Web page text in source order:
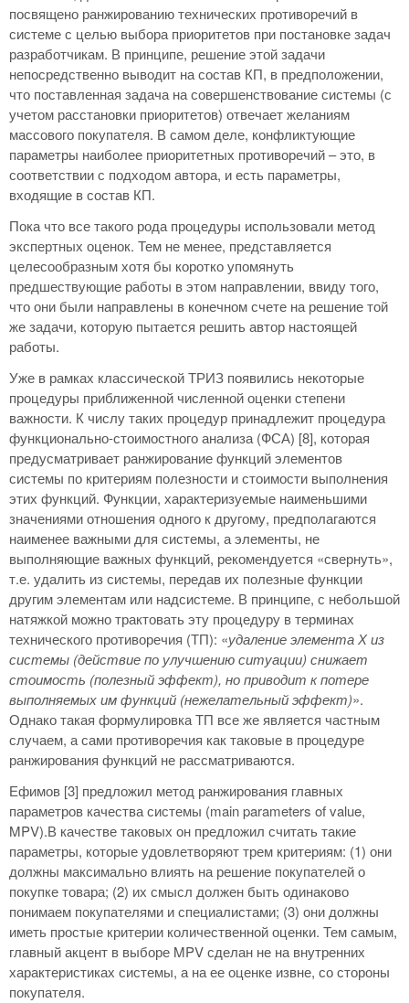
посвящено ранжированию технических противоречий в
системе с целью выбора приоритетов при постановке задач
разработчикам. В принципе, решение этой задачи
непосредственно выводит на состав КП, в предположении,
что поставленная задача на совершенствование системы (с
учетом расстановки приоритетов) отвечает желаниям
массового покупателя. В самом деле, конфликтующие
параметры наиболее приоритетных противоречий – это, в
соответствии с подходом автора, и есть параметры,
входящие в состав КП.
Пока что все такого рода процедуры использовали метод
экспертных оценок. Тем не менее, представляется
целесообразным хотя бы коротко упомянуть
предшествующие работы в этом направлении, ввиду того,
что они были направлены в конечном счете на решение той
же задачи, которую пытается решить автор настоящей
работы.
Уже в рамках классической ТРИЗ появились некоторые
процедуры приближенной численной оценки степени
важности. К числу таких процедур принадлежит процедура
функционально-стоимостного анализа (ФСА) [8], которая
предусматривает ранжирование функций элементов
системы по критериям полезности и стоимости выполнения
этих функций. Функции, характеризуемые наименьшими
значениями отношения одного к другому, предполагаются
наименее важными для системы, а элементы, не
выполняющие важных функций, рекомендуется «свернуть»,
т.е. удалить из системы, передав их полезные функции
другим элементам или надсистеме. В принципе, с небольшой
натяжкой можно трактовать эту процедуру в терминах
технического противоречия (ТП): «удаление элемента Х из
системы (действие по улучшению ситуации) снижает
стоимость (полезный эффект), но приводит к потере
выполняемых им функций (нежелательный эффект)».
Однако такая формулировка ТП все же является частным
случаем, а сами противоречия как таковые в процедуре
ранжирования функций не рассматриваются.
Ефимов [3] предложил метод ранжирования главных
параметров качества системы (main parameters of value,
MPV).В качестве таковых он предложил считать такие
параметры, которые удовлетворяют трем критериям: (1) они
должны максимально влиять на решение покупателей о
покупке товара; (2) их смысл должен быть одинаково
понимаем покупателями и специалистами; (3) они должны
иметь простые критерии количественной оценки. Тем самым,
главный акцент в выборе MPV сделан не на внутренних
характеристиках системы, а на ее оценке извне, со стороны
покупателя.